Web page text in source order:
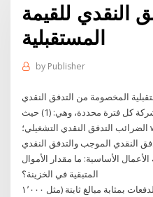
النقدي للقيمة
المستقبلية
by Publisher
المخصومة من التدفق النقدي
التشغيلي للشركة كل فترة محددة، وهي: (1) حيث fcf هو مجموع بعد خصم
الضرائب التدفق النقدي التشغيلي؛ wacc هي تكلفة رأس المال. يمثل
النقدي الموجب والتدفق النقدي
الأساسية: ما مقدار الأموال
المتبقية في الخزينة؟
بالنسبة لهذه الدوال، تعتبر جميع الدفعات بمثابة مبالغ ثابتة (مثل ١٬٠٠٠